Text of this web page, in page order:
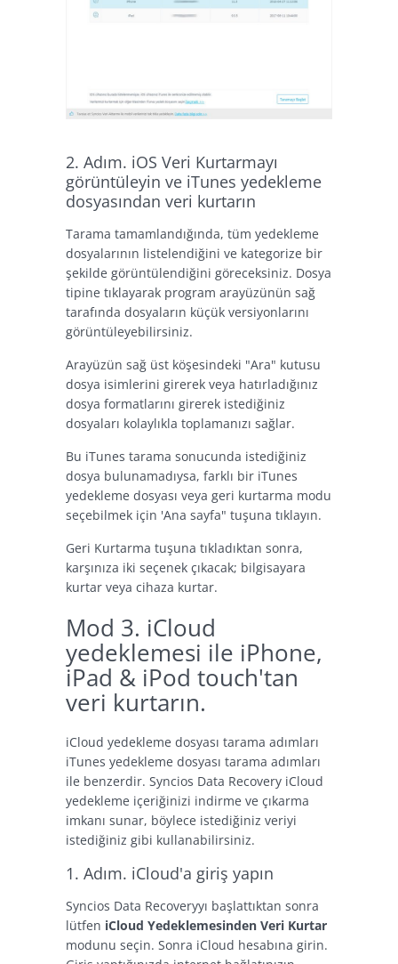
2. Adım. iOS Veri Kurtarmayı
görüntüleyin ve iTunes yedekleme
dosyasından veri kurtarın
Tarama tamamlandığında, tüm yedekleme
dosyalarının listelendiğini ve kategorize bir
şekilde görüntülendiğini göreceksiniz. Dosya
tipine tıklayarak program arayüzünün sağ
tarafında dosyaların küçük versiyonlarını
görüntüleyebilirsiniz.
Arayüzün sağ üst köşesindeki "Ara" kutusu
dosya isimlerini girerek veya hatırladığınız
dosya formatlarını girerek istediğiniz
dosyaları kolaylıkla toplamanızı sağlar.
Bu iTunes tarama sonucunda istediğiniz
dosya bulunamadıysa, farklı bir iTunes
yedekleme dosyası veya geri kurtarma modu
seçebilmek için 'Ana sayfa" tuşuna tıklayın.
Geri Kurtarma tuşuna tıkladıktan sonra,
karşınıza iki seçenek çıkacak; bilgisayara
kurtar veya cihaza kurtar.
Mod 3. iCloud
yedeklemesi ile iPhone,
iPad & iPod touch'tan
veri kurtarın.
iCloud yedekleme dosyası tarama adımları
iTunes yedekleme dosyası tarama adımları
ile benzerdir. Syncios Data Recovery iCloud
yedekleme içeriğinizi indirme ve çıkarma
imkanı sunar, böylece istediğiniz veriyi
istediğiniz gibi kullanabilirsiniz.
1. Adım. iCloud'a giriş yapın
Syncios Data Recoveryyı başlattıktan sonra
lütfen iCloud Yedeklemesinden Veri Kurtar
modunu seçin. Sonra iCloud hesabına girin.